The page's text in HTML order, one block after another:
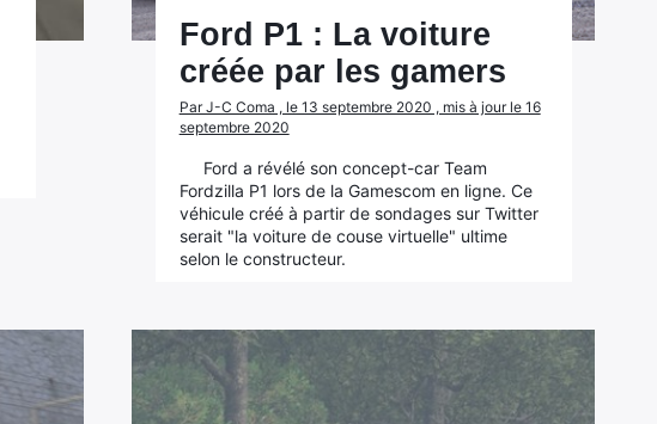
Ford P1 : La voiture
créée par les gamers
Par J-C Coma , le 13 septembre 2020 , mis à jour le 16
septembre 2020
Ford a révélé son concept-car Team
Fordzilla P1 lors de la Gamescom en ligne. Ce
véhicule créé à partir de sondages sur Twitter
serait "la voiture de couse virtuelle" ultime
selon le constructeur.